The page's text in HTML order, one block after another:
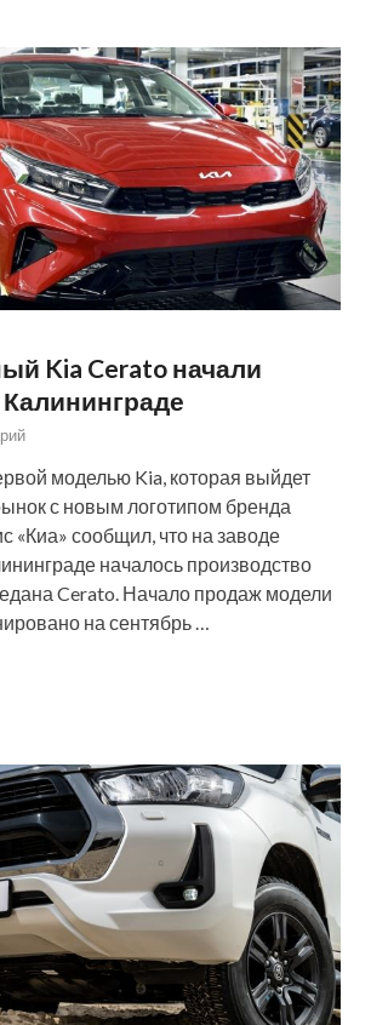
Kia Cerato начали
моделью Kia, которая выйдет
с новым логотипом бренда
«Киа» сообщил, что на заводе
началось производство
Cerato. Начало продаж модели
на сентябрь …